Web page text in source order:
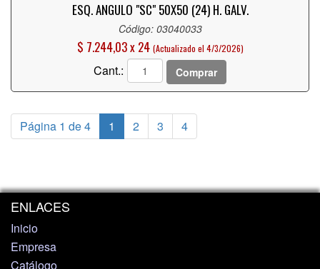
ESQ. ANGULO "SC" 50X50 (24) H. GALV.
Código: 03040033
$ 7.244,03 x 24 (Actualizado el 4/3/2026)
Cant.: Comprar
Página 1 de 4 1 2 3 4
ENLACES
Inicio
Empresa
Catálogo